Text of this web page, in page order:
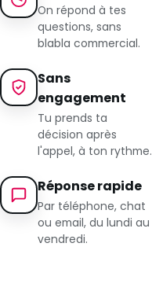
On répond à tes
questions, sans
blabla commercial.
Sans
engagement
Tu prends ta
décision après
l'appel, à ton rythme.
Réponse rapide
Par téléphone, chat
ou email, du lundi au
vendredi.